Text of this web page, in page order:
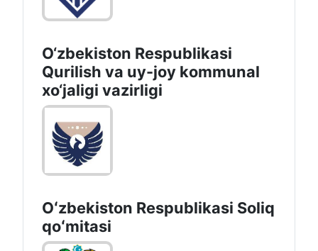
O‘zbekiston Respublikasi
Qurilish va uy-joy kommunal
xo‘jaligi vazirligi
Oʻzbekiston Respublikasi Soliq
qoʻmitasi